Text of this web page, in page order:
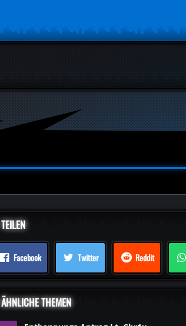
TEILEN
Facebook Twitter Reddit
ÄHNLICHE THEMEN